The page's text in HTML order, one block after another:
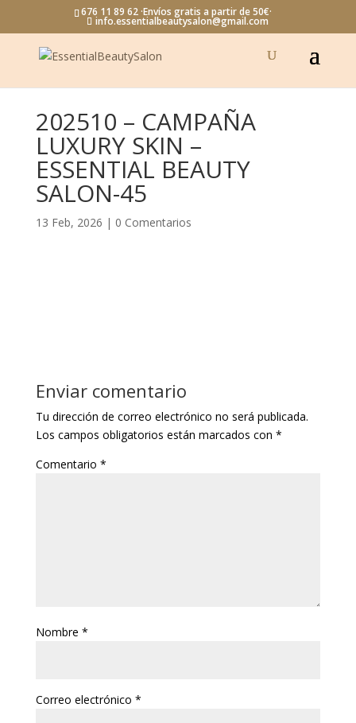
676 11 89 62 ·Envíos gratis a partir de 50€·
info.essentialbeautysalon@gmail.com
202510 – CAMPAÑA
LUXURY SKIN –
ESSENTIAL BEAUTY
SALON-45
13 Feb, 2026 | 0 Comentarios
Enviar comentario
Tu dirección de correo electrónico no será publicada.
Los campos obligatorios están marcados con *
Comentario *
Nombre *
Correo electrónico *